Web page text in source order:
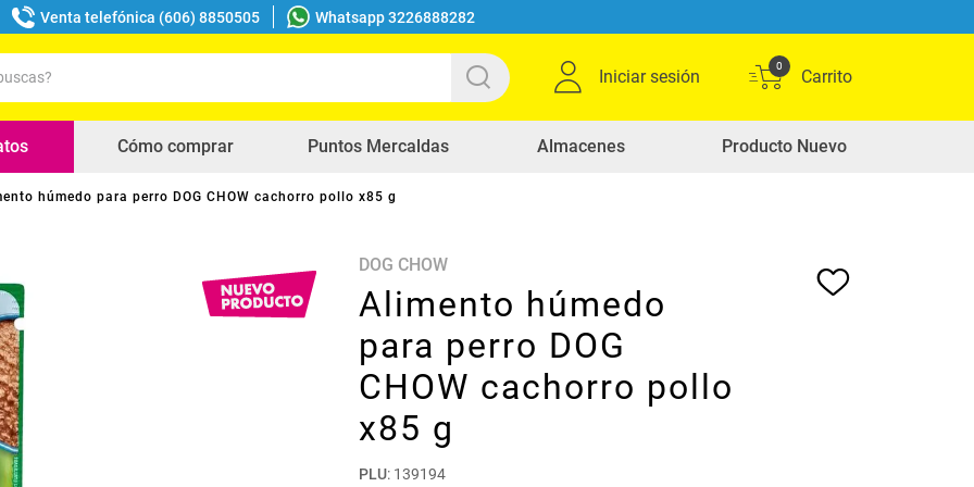
Venta telefónica (606) 8850505 Whatsapp 3226888282
Iniciar sesión
0
Cómo comprar Puntos Mercaldas Almacenes Producto Nuevo
húmedo para perro DOG CHOW cachorro pollo x85 g
DOG CHOW
Alimento húmedo
para perro DOG
CHOW cachorro pollo
x85 g
PLU: 139194
buscados